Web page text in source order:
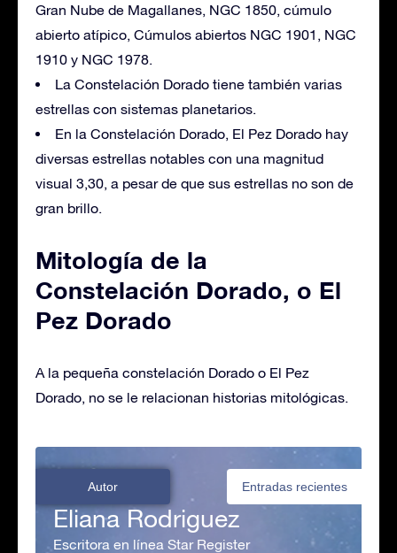
Gran Nube de Magallanes, NGC 1850, cúmulo
abierto atípico, Cúmulos abiertos NGC 1901, NGC
1910 y NGC 1978.
La Constelación Dorado tiene también varias
estrellas con sistemas planetarios.
En la Constelación Dorado, El Pez Dorado hay
diversas estrellas notables con una magnitud
visual 3,30, a pesar de que sus estrellas no son de
gran brillo.
Mitología de la
Constelación Dorado, o El
Pez Dorado
A la pequeña constelación Dorado o El Pez
Dorado, no se le relacionan historias mitológicas.
Autor Entradas recientes
Eliana Rodriguez
Escritora en línea Star Register